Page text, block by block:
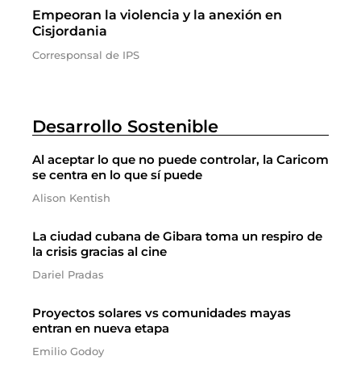
Empeoran la violencia y la anexión en
Cisjordania
Corresponsal de IPS
Desarrollo Sostenible
Al aceptar lo que no puede controlar, la Caricom
se centra en lo que sí puede
Alison Kentish
La ciudad cubana de Gibara toma un respiro de
la crisis gracias al cine
Dariel Pradas
Proyectos solares vs comunidades mayas
entran en nueva etapa
Emilio Godoy